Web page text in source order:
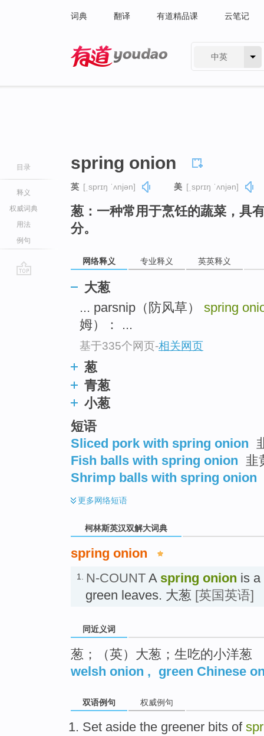
词典 翻译 有道精品课 云笔记
中英
目录
释义
权威词典
用法
例句
spring onion
英 [ˌsprɪŋ ˈʌnjən] 美 [ˌsprɪŋ ˈʌnjən]
葱：一种常用于烹饪的蔬菜，具
分。
网络释义 专业释义 英英释义
大葱
... parsnip（防风草） spring
姆）： ...
基于335个网页-相关网页
葱
青葱
小葱
短语
Sliced pork with spring onion
Fish balls with spring onion 韭
Shrimp balls with spring onion
更多网络短语
柯林斯英汉双解大词典
spring onion
1. N-COUNT A spring onion is a
green leaves. 大葱 [英国英语]
同近义词
葱；（英）大葱；生吃的小洋葱
welsh onion , green Chinese
双语例句 权威例句
Set aside the greener bits of